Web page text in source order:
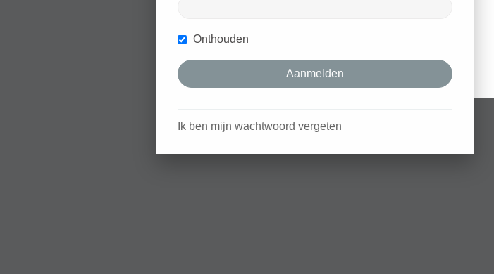
Onthouden
Ik ben mijn wachtwoord vergeten